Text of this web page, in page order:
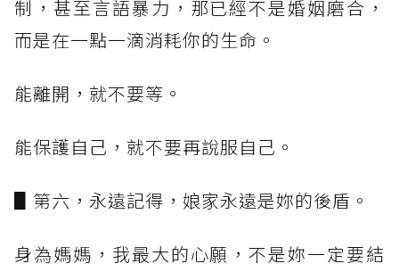
制，甚至言語暴力，那已經不是婚姻磨合，
而是在一點一滴消耗你的生命。
能離開，就不要等。
能保護自己，就不要再說服自己。
▋第六，永遠記得，娘家永遠是妳的後盾。
身為媽媽，我最大的心願，不是妳一定要結